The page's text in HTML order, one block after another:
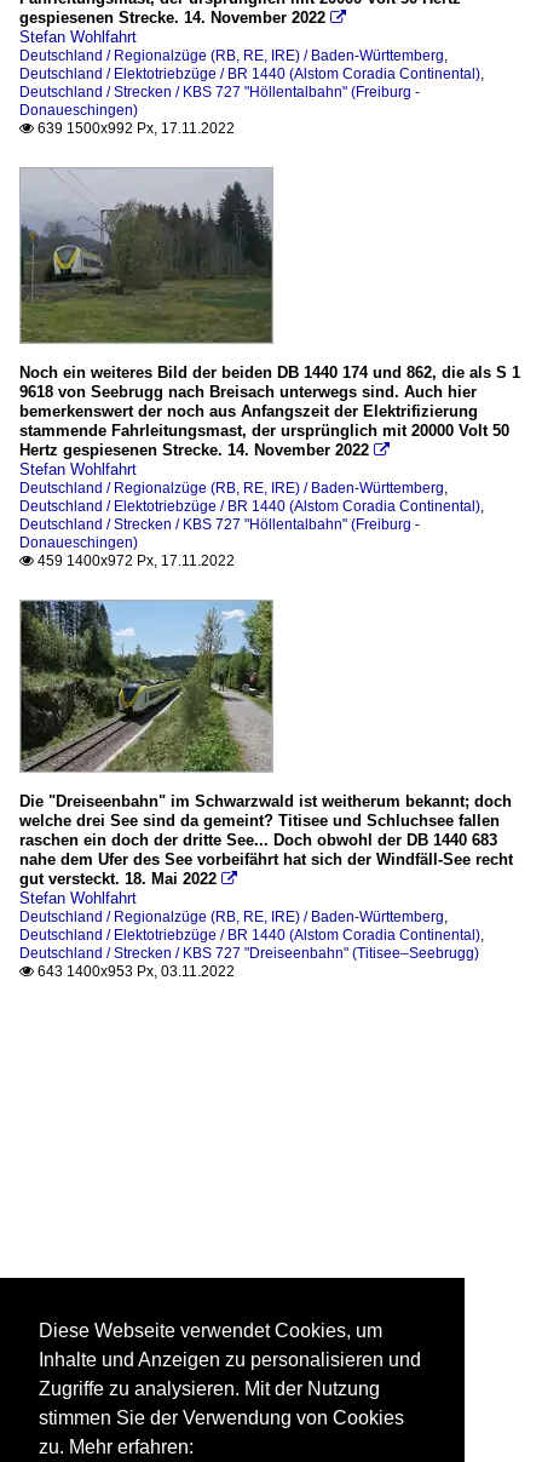
gespiesenen Strecke. 14. November 2022 
Stefan Wohlfahrt
Deutschland / Regionalzüge (RB, RE, IRE) / Baden-Württemberg
Deutschland / Elektotriebzüge / BR 1440 (Alstom Coradia Continental)
Deutschland / Strecken / KBS 727 "Höllentalbahn" (Freiburg -
Donaueschingen)
 639 1500x992 Px, 17.11.2022
Noch ein weiteres Bild der beiden DB 1440 174 und 862, die als S 1
9618 von Seebrugg nach Breisach unterwegs sind. Auch hier
bemerkenswert der noch aus Anfangszeit der Elektrifizierung
stammende Fahrleitungsmast, der ursprünglich mit 20000 Volt 50
Hertz gespiesenen Strecke. 14. November 2022 
Stefan Wohlfahrt
Deutschland / Regionalzüge (RB, RE, IRE) / Baden-Württemberg
Deutschland / Elektotriebzüge / BR 1440 (Alstom Coradia Continental)
Deutschland / Strecken / KBS 727 "Höllentalbahn" (Freiburg -
Donaueschingen)
 459 1400x972 Px, 17.11.2022
Die "Dreiseenbahn" im Schwarzwald ist weitherum bekannt; doch
welche drei See sind da gemeint? Titisee und Schluchsee fallen
raschen ein doch der dritte See... Doch obwohl der DB 1440 683
nahe dem Ufer des See vorbeifährt hat sich der Windfäll-See recht
gut versteckt. 18. Mai 2022 
Stefan Wohlfahrt
Deutschland / Regionalzüge (RB, RE, IRE) / Baden-Württemberg
Deutschland / Elektotriebzüge / BR 1440 (Alstom Coradia Continental)
Deutschland / Strecken / KBS 727 "Dreiseenbahn" (Titisee–Seebrugg)
 643 1400x953 Px, 03.11.2022
Diese Webseite verwendet Cookies, um
Inhalte und Anzeigen zu personalisieren und
Zugriffe zu analysieren. Mit der Nutzung
stimmen Sie der Verwendung von Cookies
zu. Mehr erfahren: